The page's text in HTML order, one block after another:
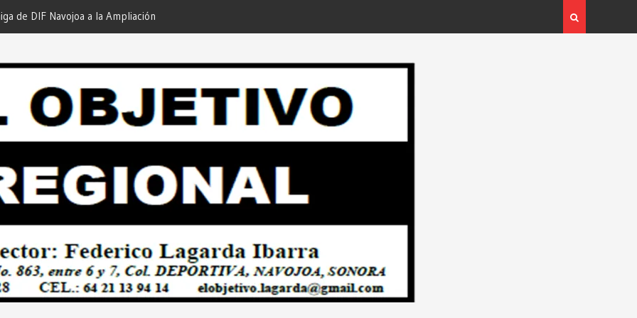
de Actuar por la Salud de
Desde: Redacción “El Objetivo
Desde: Redacción “El Objetivo Regional”.
Llegaron Médicos a las Casas de
Navojoa… Desde: Redacción “El